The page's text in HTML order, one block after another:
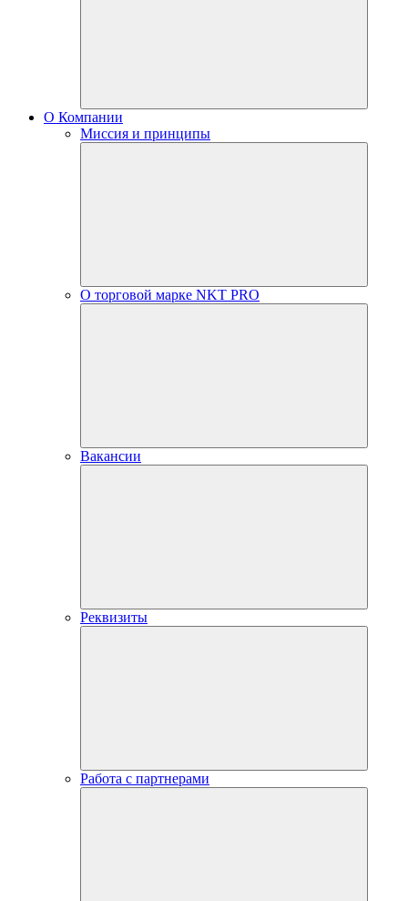
О Компании
Миссия и принципы
О торговой марке NKT PRO
Вакансии
Реквизиты
Работа с партнерами